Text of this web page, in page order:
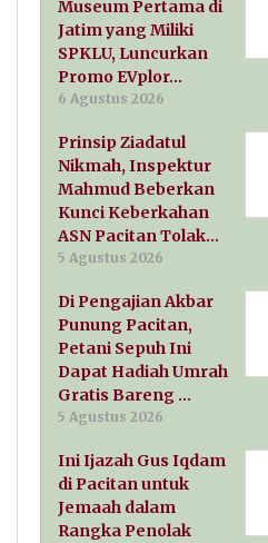
Museum Pertama di
Jatim yang Miliki
SPKLU, Luncurkan
Promo EVplor…
6 Agustus 2026
Prinsip Ziadatul
Nikmah, Inspektur
Mahmud Beberkan
Kunci Keberkahan
ASN Pacitan Tolak…
5 Agustus 2026
Di Pengajian Akbar
Punung Pacitan,
Petani Sepuh Ini
Dapat Hadiah Umrah
Gratis Bareng …
5 Agustus 2026
Ini Ijazah Gus Iqdam
di Pacitan untuk
Jemaah dalam
Rangka Penolak